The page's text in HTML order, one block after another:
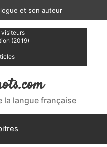
et son auteur
(2019)
la langue française